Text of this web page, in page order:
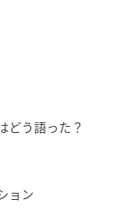
どう語った？
ョン